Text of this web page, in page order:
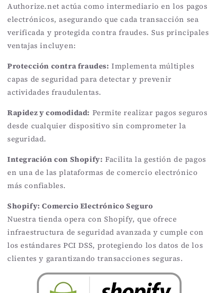
Authorize.net actúa como intermediario en los pagos
electrónicos, asegurando que cada transacción sea
verificada y protegida contra fraudes. Sus principales
ventajas incluyen:
Protección contra fraudes: Implementa múltiples
capas de seguridad para detectar y prevenir
actividades fraudulentas.
Rapidez y comodidad: Permite realizar pagos seguros
desde cualquier dispositivo sin comprometer la
seguridad.
Integración con Shopify: Facilita la gestión de pagos
en una de las plataformas de comercio electrónico
más confiables.
Shopify: Comercio Electrónico Seguro
Nuestra tienda opera con Shopify, que ofrece
infraestructura de seguridad avanzada y cumple con
los estándares PCI DSS, protegiendo los datos de los
clientes y garantizando transacciones seguras.